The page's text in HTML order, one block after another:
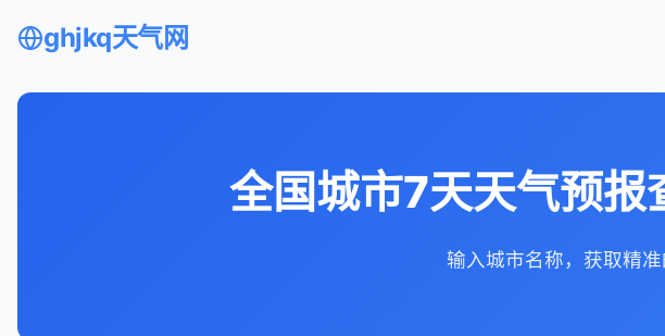
ghjkq天气网
全国城市7天天气预报
输入城市名称，获取精